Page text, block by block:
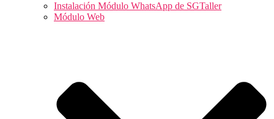
Instalación Módulo WhatsApp de SGTaller
Módulo Web